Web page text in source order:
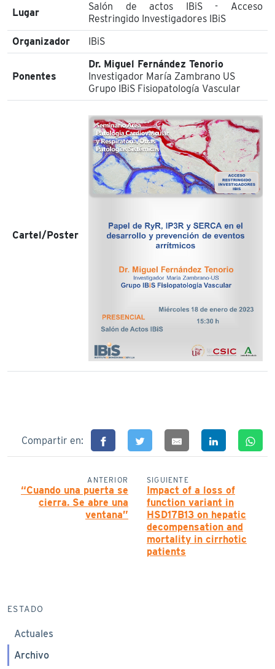
Lugar
Salón de actos IBiS - Acceso
Restringido Investigadores IBiS
Organizador
IBiS
Ponentes
Dr. Miguel Fernández Tenorio
Investigador María Zambrano US
Grupo IBiS Fisiopatología Vascular
Cartel/Poster
Compartir en:
ANTERIOR
“Cuando una puerta se
cierra. Se abre una
ventana”
SIGUIENTE
Impact of a loss of
function variant in
HSD17B13 on hepatic
decompensation and
mortality in cirrhotic
patients
ESTADO
Actuales
Archivo